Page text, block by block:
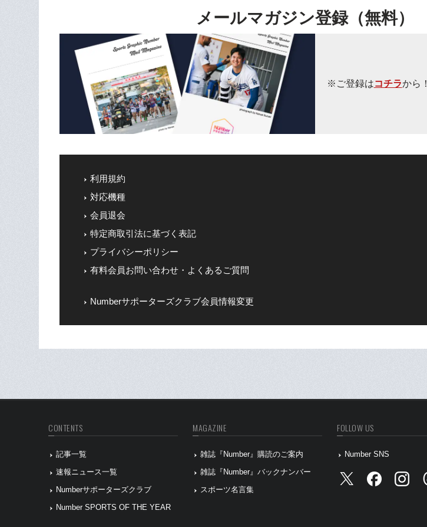
メールマガジン登録（無料）
※ご登録はコチラから！
利用規約
対応機種
会員退会
特定商取引法に基づく表記
プライバシーポリシー
有料会員お問い合わせ・よくあるご質問
Numberサポーターズクラブ会員情報変更
CONTENTS
記事一覧
速報ニュース一覧
Numberサポーターズクラブ
Number SPORTS OF THE YEAR
MAGAZINE
雑誌『Number』購読のご案内
雑誌『Number』バックナンバー
スポーツ名言集
FOLLOW US
Number SNS